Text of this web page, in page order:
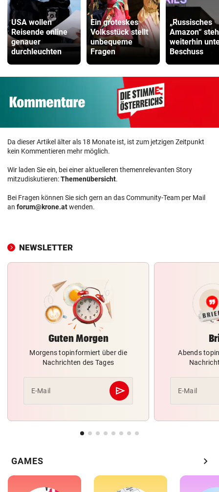
USA wollen
Reisende online
genauer
durchleuchten
Ein groteskes
Volksstück stellt
unbequeme
Fragen
„Russisches
Amazon“
weiterhin
Beschuss
Da dieser Artikel älter als 18 Monate ist, ist zum jetzigen Zeitpunkt
kein Kommentieren mehr möglich.
Wir laden Sie ein, bei einer aktuelleren themenrelevanten Story
mitzudiskutieren:Themenübersicht.
Bei Fragen können Sie sich gern an das Community-Team per Mail
an forum@krone.atwenden.
NEWSLETTER
Guten Morgen
Morgens topinformiert über die
Nachrichten des Tages
E-Mail send
Abschicken
Abends
E-Mail
GAMES chevron_right